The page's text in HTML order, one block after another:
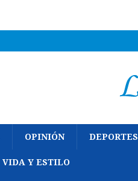
OPINIÓN DEPORTES
VIDA Y ESTILO